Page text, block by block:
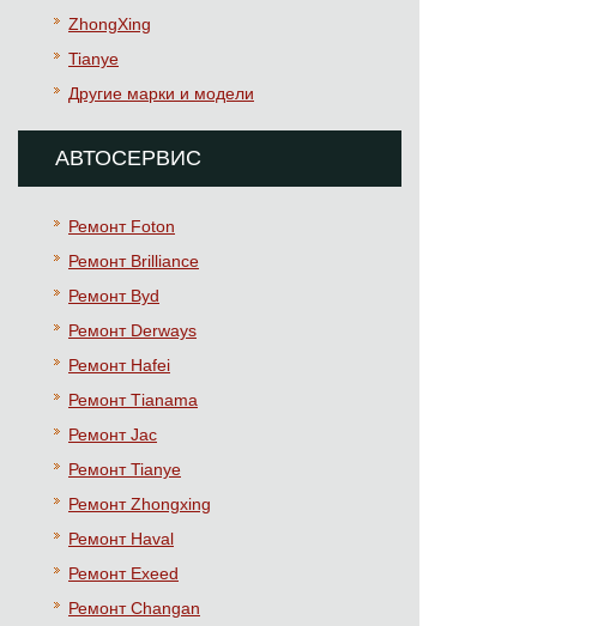
ZhongXing
Tianye
Другие марки и модели
АВТОСЕРВИС
Ремонт Foton
Ремонт Brilliance
Ремонт Byd
Ремонт Derways
Ремонт Hafei
Ремонт Тianama
Ремонт Jac
Ремонт Tianye
Ремонт Zhongxing
Ремонт Haval
Ремонт Exeed
Ремонт Changan